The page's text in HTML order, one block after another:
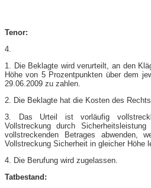
Tenor:
4.
1. Die Beklagte wird verurteilt, an den
Höhe von 5 Prozentpunkten über dem
29.06.2009 zu zahlen.
2. Die Beklagte hat die Kosten des
3. Das Urteil ist vorläufig
Vollstreckung durch
vollstreckenden Betrages abwenden,
Vollstreckung Sicherheit in gleicher Höhe
4. Die Berufung wird zugelassen.
Tatbestand: